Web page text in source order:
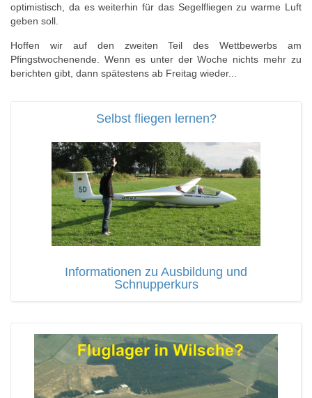
optimistisch, da es weiterhin für das Segelfliegen zu warme Luft
geben soll.
Hoffen wir auf den zweiten Teil des Wettbewerbs am
Pfingstwochenende. Wenn es unter der Woche nichts mehr zu
berichten gibt, dann spätestens ab Freitag wieder...
Selbst fliegen lernen?
Informationen zu Ausbildung und
Schnupperkurs